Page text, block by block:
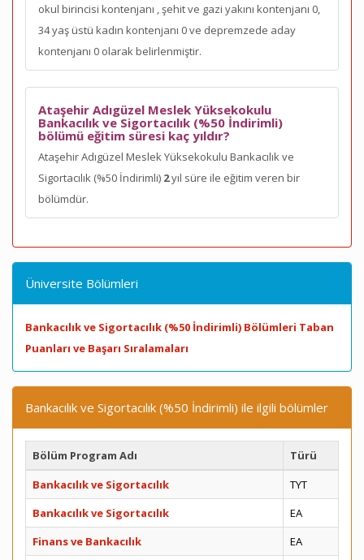
okul birincisi kontenjanı , şehit ve gazi yakını kontenjanı 0,
34 yaş üstü kadın kontenjanı 0 ve depremzede aday
kontenjanı 0 olarak belirlenmiştir.
Ataşehir Adıgüzel Meslek Yüksekokulu
Bankacılık ve Sigortacılık (%50 İndirimli)
bölümü eğitim süresi kaç yıldır?
Ataşehir Adıgüzel Meslek Yüksekokulu Bankacılık ve
Sigortacılık (%50 İndirimli) 2yıl süre ile eğitim veren bir
bölümdür.
Üniversite Bölümleri
Bankacılık ve Sigortacılık (%50 İndirimli) Bölümleri Taban
Puanları ve Başarı Sıralamaları
Bankacılık ve Sigortacılık (%50 İndirimli) ile ilgili bölümler
Bölüm Program Adı
Türü
Bankacılık ve Sigortacılık
TYT
Bankacılık ve Sigortacılık
EA
Finans ve Bankacılık
EA